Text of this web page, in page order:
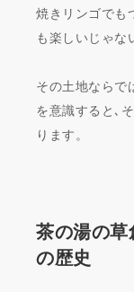
焼きリンゴでも
も楽しいじゃな
その土地ならで
を意識すると､
ります。
茶の湯の草
の歴史